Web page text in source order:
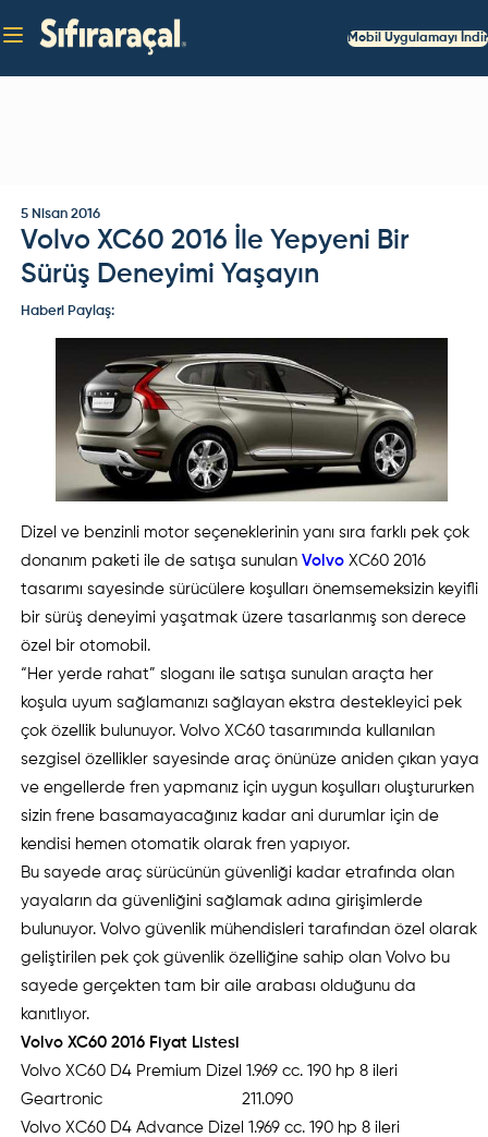
Mobil Uygulamayı İndir
5 Nisan 2016
Volvo XC60 2016 İle Yepyeni Bir
Sürüş Deneyimi Yaşayın
Haberi Paylaş:
Dizel ve benzinli motor seçeneklerinin yanı sıra farklı pek çok
donanım paketi ile de satışa sunulanVolvo XC60 2016
tasarımı sayesinde sürücülere koşulları önemsemeksizin keyifli
bir sürüş deneyimi yaşatmak üzere tasarlanmış son derece
özel bir otomobil.
“Her yerde rahat” sloganı ile satışa sunulan araçta her
koşula uyum sağlamanızı sağlayan ekstra destekleyici pek
çok özellik bulunuyor. Volvo XC60 tasarımında kullanılan
sezgisel özellikler sayesinde araç önünüze aniden çıkan yaya
ve engellerde fren yapmanız için uygun koşulları oluştururken
sizin frene basamayacağınız kadar ani durumlar için de
kendisi hemen otomatik olarak fren yapıyor.
Bu sayede araç sürücünün güvenliği kadar etrafında olan
yayaların da güvenliğini sağlamak adına girişimlerde
bulunuyor. Volvo güvenlik mühendisleri tarafından özel olarak
geliştirilen pek çok güvenlik özelliğine sahip olan Volvo bu
sayede gerçekten tam bir aile arabası olduğunu da
kanıtlıyor.
Volvo XC60 2016 Fiyat Listesi
Volvo XC60 D4 Premium Dizel 1.969 cc. 190 hp 8 ileri
Geartronic 211.090
Volvo XC60 D4 Advance Dizel 1.969 cc. 190 hp 8 ileri